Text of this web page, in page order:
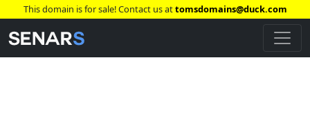
This domain is for sale! Contact us attomsdomains@duck.com